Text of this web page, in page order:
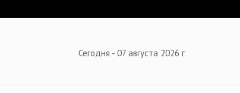
Сегодня - 07 августа 2026 г